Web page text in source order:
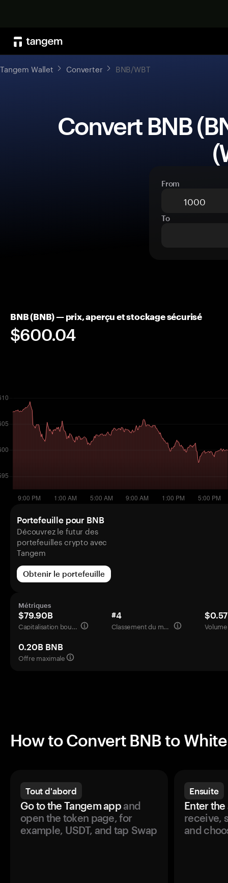
Tangem Wallet Converter BNB/WBT
From
To
BNB (BNB) — prix, aperçu et stockage sécurisé
$600.04
Portefeuille pour BNB
Découvrez le futur des
portefeuilles crypto avec
Tangem
Obtenir le portefeuille
Métriques
$79.90B
Capitalisation boursière
#4
Classement du marché
0.20B BNB
Offre maximale
How to Convert BNB to
Tout d'abord
Go to the Tangem appand
open the token page, for
example, USDT, and tap Swap
Ensuite
Enter the
receive,
and